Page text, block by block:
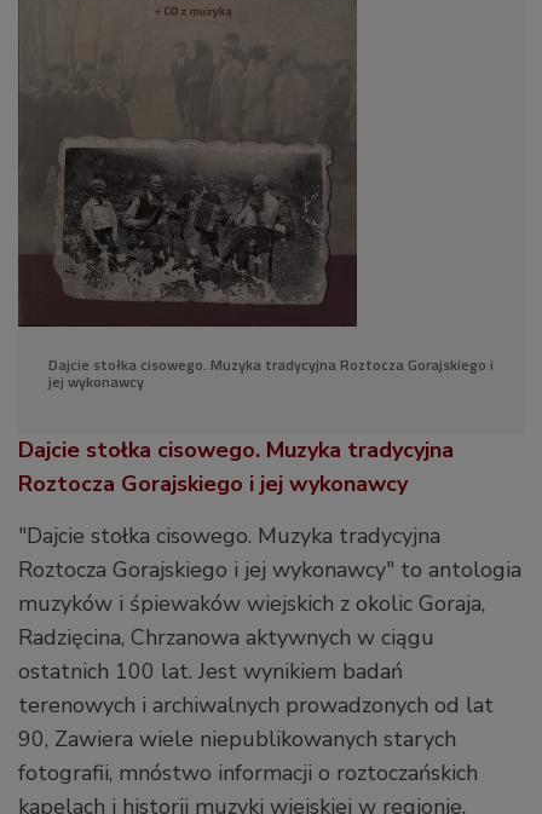
Dajcie stołka cisowego. Muzyka tradycyjna Roztocza Gorajskiego i
jej wykonawcy
Dajcie stołka cisowego. Muzyka tradycyjna
Roztocza Gorajskiego i jej wykonawcy
"Dajcie stołka cisowego. Muzyka tradycyjna
Roztocza Gorajskiego i jej wykonawcy" to antologia
muzyków i śpiewaków wiejskich z okolic Goraja,
Radzięcina, Chrzanowa aktywnych w ciągu
ostatnich 100 lat. Jest wynikiem badań
terenowych i archiwalnych prowadzonych od lat
90, Zawiera wiele niepublikowanych starych
fotografii, mnóstwo informacji o roztoczańskich
kapelach i historii muzyki wiejskiej w regionie.